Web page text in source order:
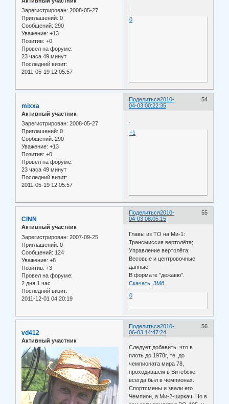
Зарегистрирован: 2008-05-27
Приглашений: 0
Сообщений: 290
Уважение: +13
Позитив: +0
Провел на форуме:
23 часа 49 минут
Последний визит:
2011-05-19 12:05:57
0
Поделиться 54
2010-
04-03 00:22:35
mixxa
Активный участник
Зарегистрирован: 2008-05-27
Приглашений: 0
Сообщений: 290
Уважение: +13
Позитив: +0
Провел на форуме:
23 часа 49 минут
Последний визит:
2011-05-19 12:05:57
.
+1
Поделиться 55
2010-
04-03 08:05:15
CINN
Активный участник
Зарегистрирован: 2007-09-25
Приглашений: 0
Сообщений: 124
Уважение: +8
Позитив: +3
Провел на форуме:
2 дня 1 час
Последний визит:
2011-12-01 04:20:19
Главы из ТО на Ми-1:
Трансмиссия вертолёта;
Управление вертолёта;
Весовые и центровочные
данные.
В формате "дежавю".
Скачать, 3Мб.
0
Поделиться 56
2010-
06-03 14:47:24
vd412
Активный участник
Следует добавить, что в
плоть до 1978г, те. до
чемпионата мира 78,
проходившем в Витебске-
всегда был в чемпионах.
Спортсмены и звали его
Чемпион, а Ми-2-циркач. Но в